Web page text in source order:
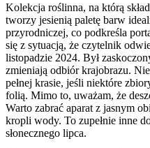
Kolekcja roślinna, na którą
tworzy jesienią paletę barw
przyrodniczej, co podkreśla
się z sytuacją, że czytelnik
listopadzie 2024. Był
zmieniają odbiór krajobrazu.
pełnej krasie, jeśli niektóre
folią. Mimo to, uważam, że
Warto zabrać aparat z jasnym
kropli wody. To zupełnie inne
słonecznego lipca.